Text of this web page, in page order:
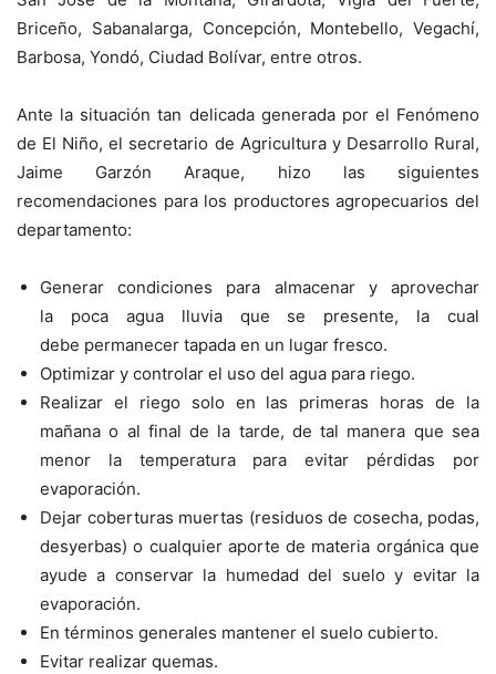
Briceño, Sabanalarga, Concepción, Montebello, Vegachí,
Barbosa, Yondó, Ciudad Bolívar, entre otros.
Ante la situación tan delicada generada por el Fenómeno
de El Niño, el secretario de Agricultura y Desarrollo Rural,
Jaime Garzón Araque, hizo las siguientes
recomendaciones para los productores agropecuarios del
departamento:
Generar condiciones para almacenar y aprovechar
la poca agua lluvia que se presente, la cual
debe permanecer tapada en un lugar fresco.
Optimizar y controlar el uso del agua para riego.
Realizar el riego solo en las primeras horas de la
mañana o al final de la tarde, de tal manera que sea
menor la temperatura para evitar pérdidas por
evaporación.
Dejar coberturas muertas (residuos de cosecha, podas,
desyerbas) o cualquier aporte de materia orgánica que
ayude a conservar la humedad del suelo y evitar la
evaporación.
En términos generales mantener el suelo cubierto.
Evitar realizar quemas.